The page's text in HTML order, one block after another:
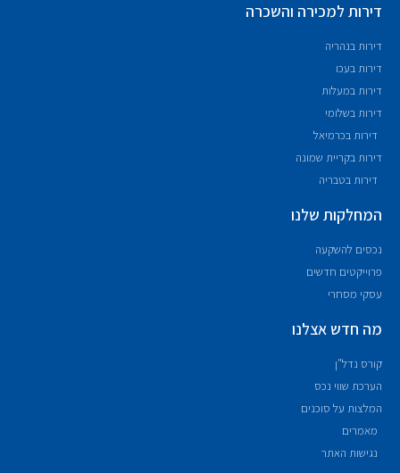
דירות למכירה והשכרה
דירות בנהריה
דירות בעכו
דירות במעלות
דירות בשלומי
דירות בכרמיאל
דירות בקריית שמונה
דירות בטבריה
המחלקות שלנו
נכסים להשקעה
פרוייקטים חדשים
עסקי מסחרי
מה חדש אצלנו
קורס נדל"ן
הערכת שווי נכס
המלצות על סוכנים
מאמרים
נגישות האתר